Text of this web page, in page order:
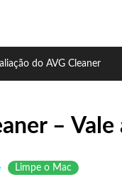
do AVG Cleaner
–
Limpe o Mac